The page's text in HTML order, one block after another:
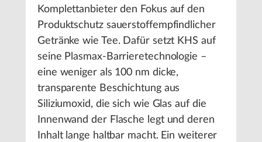
Komplettanbieter den Fokus auf den
Produktschutz sauerstoffempfindlicher
Getränke wie Tee. Dafür setzt KHS auf
seine Plasmax-Barrieretechnologie –
eine weniger als 100 nm dicke,
transparente Beschichtung aus
Siliziumoxid, die sich wie Glas auf die
Innenwand der Flasche legt und deren
Inhalt lange haltbar macht. Ein weiterer